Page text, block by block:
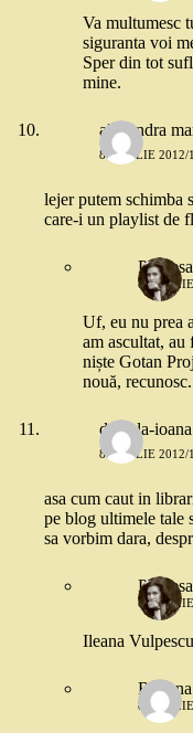
Va multumesc
siguranta voi
Sper din tot
mine.
alexandra
8 APRILIE 2012/
lejer putem schimba
care-i un playlist de
8
Uf, eu nu prea
am ascultat,
niște Gotan
nouă, recunosc.
daniela-ioana
8 APRILIE 2012/
asa cum caut in
pe blog ultimele tale
sa vorbim dara,
8
Ileana
Roxana
8